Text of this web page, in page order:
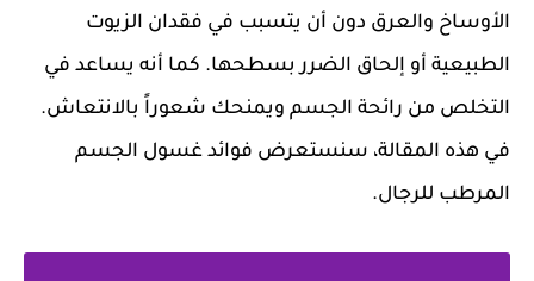
الأوساخ والعرق دون أن يتسبب في فقدان الزيوت
الطبيعية أو إلحاق الضرر بسطحها. كما أنه يساعد في
التخلص من رائحة الجسم ويمنحك شعوراً بالانتعاش.
في هذه المقالة، سنستعرض فوائد غسول الجسم
المرطب للرجال.